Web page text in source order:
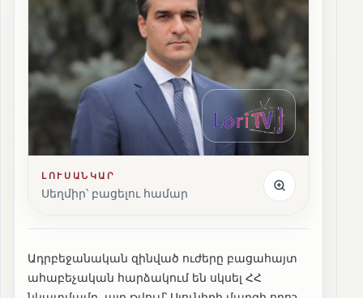
ԼՈՒՍԱՆԿԱՐ
Սեղմիր՝ բացելու համար
Ադրբեջանական զինված ուժերը բացահայտ
ահաբեչական հարձակում են սկսել ՀՀ